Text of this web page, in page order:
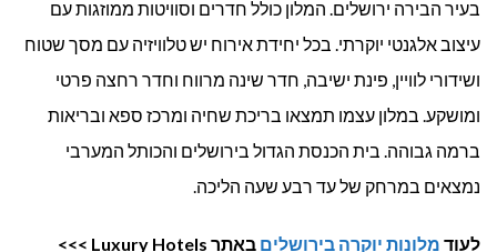
בעיר הבירה ירושלים. המלון כולל חדרים וסוויטות ממוזגות עם
עיצוב אלגנטי יוקרתי. בכל יחידת אירוח יש טלוויזיה עם מסך שטוח
ושידורי לוויין, פינת ישיבה, חדר שינה מרווח וחדר רחצה פרטי
ומושקע. במלון עצמו תמצאו בריכת שחיה ומרכז ספא ובריאות
ברמה גבוהה. בית הכנסת הגדול בירושלים והכותל המערבי
נמצאים במרחק של עד רבע שעה הליכה.
לעוד מלונות יוקרה בירושלים באתר Luxury Hotels >>>